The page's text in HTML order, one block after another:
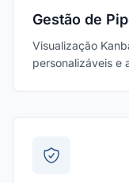
Gestão de
Visualização
personalizáveis e